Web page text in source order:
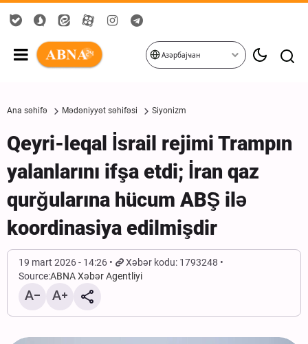
Азәрбајҹан
Ana səhifə Mədəniyyət səhifəsi Siyonizm
Qeyri-leqal İsrail rejimi Trampın
yalanlarını ifşa etdi; İran qaz
qurğularına hücum ABŞ ilə
koordinasiya edilmişdir
19 mart 2026 - 14:26
Xəbər kodu: 1793248
Source:ABNA Xəbər Agentliyi